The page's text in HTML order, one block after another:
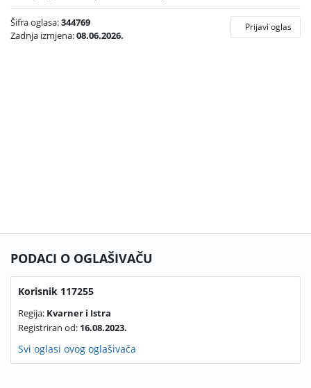
Šifra oglasa:344769
Zadnja izmjena:08.06.2026.
Prijavi oglas
PODACI O OGLAŠIVAČU
Korisnik 117255
Regija: Kvarner i Istra
Registriran od: 16.08.2023.
Svi oglasi ovog oglašivača